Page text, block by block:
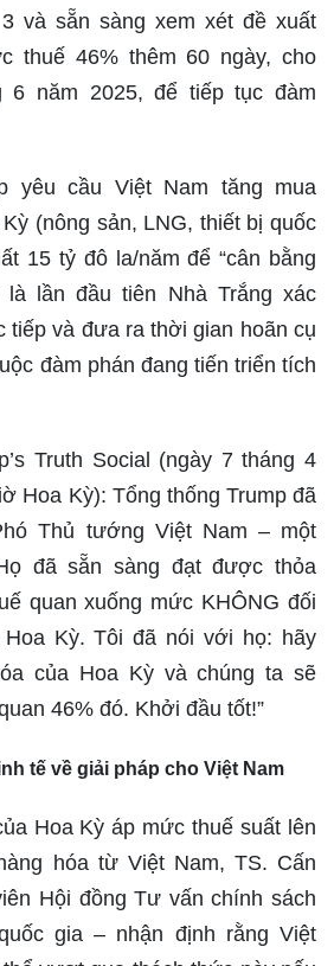
và sẵn sàng xem xét đề xuất
thuế 46% thêm 60 ngày, cho
6 năm 2025, để tiếp tục đàm
yêu cầu Việt Nam tăng mua
(nông sản, LNG, thiết bị quốc
15 tỷ đô la/năm để “cân bằng
là lần đầu tiên Nhà Trắng xác
tiếp và đưa ra thời gian hoãn cụ
đàm phán đang tiến triển tích
Truth Social (ngày 7 tháng 4
Hoa Kỳ): Tổng thống Trump đã
Thủ tướng Việt Nam – một
đã sẵn sàng đạt được thỏa
quan xuống mức KHÔNG đối
Kỳ. Tôi đã nói với họ: hãy
của Hoa Kỳ và chúng ta sẽ
46% đó. Khởi đầu tốt!”
tế về giải pháp cho Việt Nam
Hoa Kỳ áp mức thuế suất lên
hóa từ Việt Nam, TS. Cấn
Hội đồng Tư vấn chính sách
gia – nhận định rằng Việt